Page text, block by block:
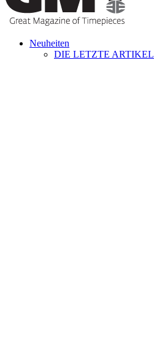
Neuheiten
DIE LETZTE ARTIKEL